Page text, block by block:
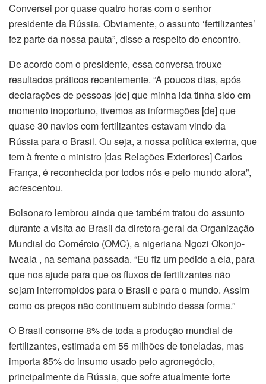
Conversei por quase quatro horas com o senhor
presidente da Rússia. Obviamente, o assunto ‘fertilizantes’
fez parte da nossa pauta”, disse a respeito do encontro.
De acordo com o presidente, essa conversa trouxe
resultados práticos recentemente. “A poucos dias, após
declarações de pessoas [de] que minha ida tinha sido em
momento inoportuno, tivemos as informações [de] que
quase 30 navios com fertilizantes estavam vindo da
Rússia para o Brasil. Ou seja, a nossa política externa, que
tem à frente o ministro [das Relações Exteriores] Carlos
França, é reconhecida por todos nós e pelo mundo afora”,
acrescentou.
Bolsonaro lembrou ainda que também tratou do assunto
durante a visita ao Brasil da diretora-geral da Organização
Mundial do Comércio (OMC), a nigeriana Ngozi Okonjo-
Iweala , na semana passada. “Eu fiz um pedido a ela, para
que nos ajude para que os fluxos de fertilizantes não
sejam interrompidos para o Brasil e para o mundo. Assim
como os preços não continuem subindo dessa forma.”
O Brasil consome 8% de toda a produção mundial de
fertilizantes, estimada em 55 milhões de toneladas, mas
importa 85% do insumo usado pelo agronegócio,
principalmente da Rússia, que sofre atualmente forte